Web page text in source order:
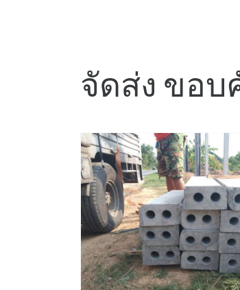
จัดส่ง ขอบ